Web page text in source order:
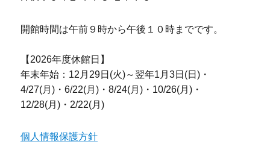
開館時間は午前９時から午後１０時までです。
【2026年度休館日】
年末年始：12月29日(火)～翌年1月3日(日)・
4/27(月)・6/22(月)・8/24(月)・10/26(月)・
12/28(月)・2/22(月)
個人情報保護方針